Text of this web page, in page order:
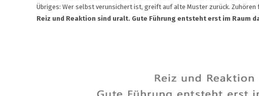
Übriges: Wer selbst verunsichert ist, greift auf alte Muster zurück. Zuhören
Reiz und Reaktion sind uralt. Gute Führung entsteht erst im Raum